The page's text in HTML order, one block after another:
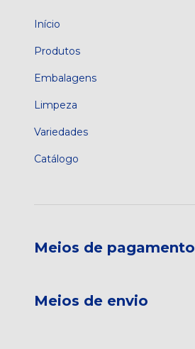
Início
Produtos
Embalagens
Limpeza
Variedades
Catálogo
Meios de pagamento
Meios de envio